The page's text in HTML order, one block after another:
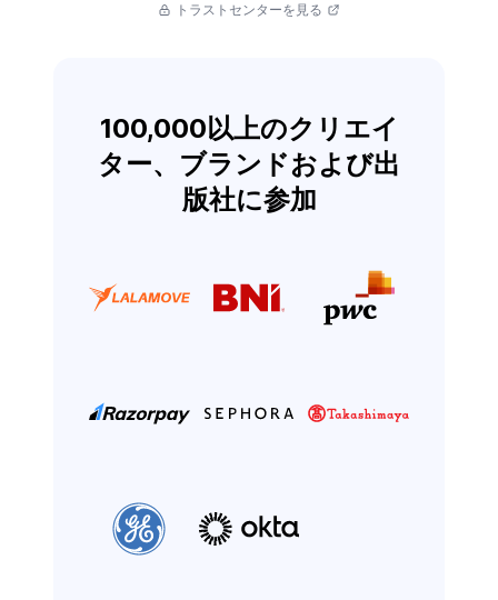
トラストセンターを見る
100,000以上のクリエイ
ター、ブランドおよび出
版社に参加